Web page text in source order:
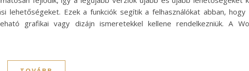
lehetőségeket. Ezek a funkciók segítik a felhasználókat abban, hogy
grafikai vagy dizájn ismeretekkel kellene rendelkezniük. A